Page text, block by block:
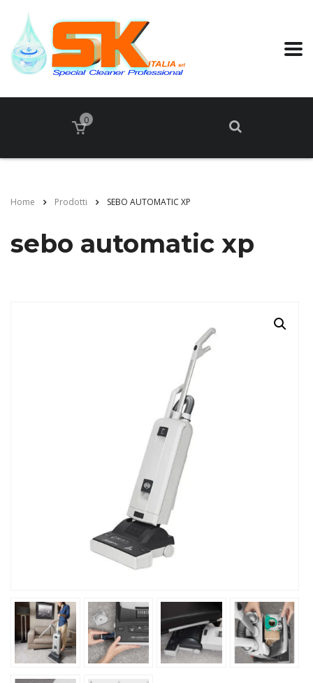
0
Home Prodotti SEBO AUTOMATIC XP
sebo automatic xp